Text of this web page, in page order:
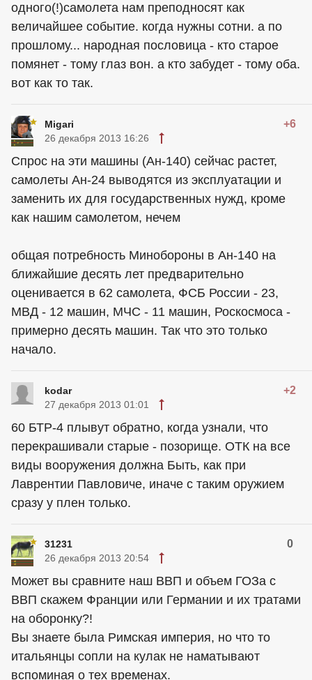
одного(!)самолета нам преподносят как
величайшее событие. когда нужны сотни. а по
прошлому... народная пословица - кто старое
помянет - тому глаз вон. а кто забудет - тому оба.
вот как то так.
Migari +6
26 декабря 2013 16:26
Спрос на эти машины (Ан-140) сейчас растет,
самолеты Ан-24 выводятся из эксплуатации и
заменить их для государственных нужд, кроме
как нашим самолетом, нечем
общая потребность Минобороны в Ан-140 на
ближайшие десять лет предварительно
оценивается в 62 самолета, ФСБ России - 23,
МВД - 12 машин, МЧС - 11 машин, Роскосмоса -
примерно десять машин. Так что это только
начало.
kodar +2
27 декабря 2013 01:01
60 БТР-4 плывут обратно, когда узнали, что
перекрашивали старые - позорище. ОТК на все
виды вооружения должна Быть, как при
Лаврентии Павловиче, иначе с таким оружием
сразу у плен только.
31231 0
26 декабря 2013 20:54
Может вы сравните наш ВВП и объем ГОЗа с
ВВП скажем Франции или Германии и их тратами
на оборонку?!
Вы знаете была Римская империя, но что то
итальянцы сопли на кулак не наматывают
вспоминая о тех временах.